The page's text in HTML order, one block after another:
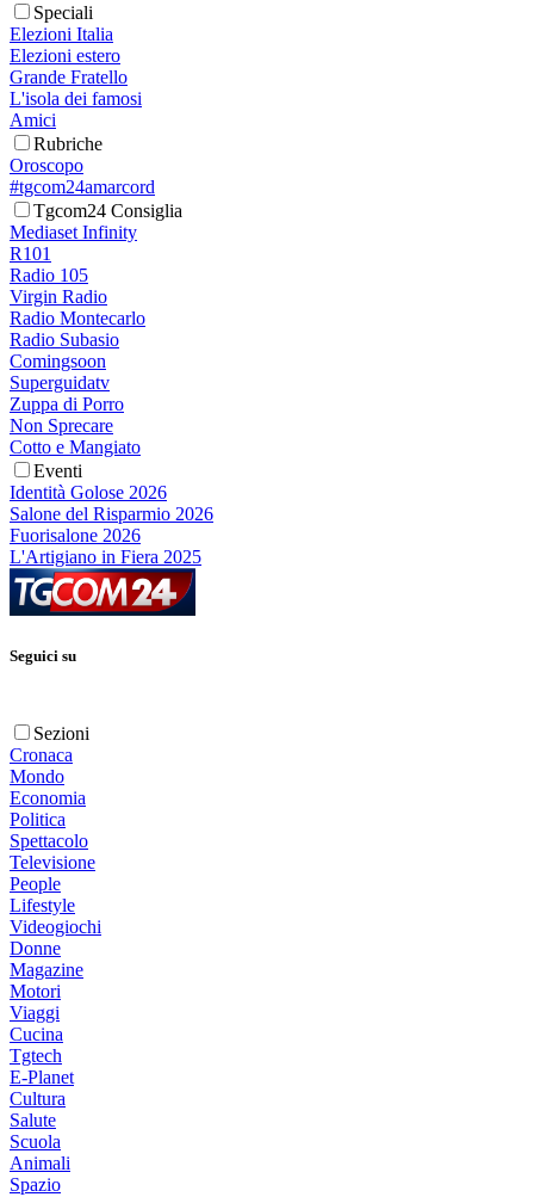
Speciali
Elezioni Italia
Elezioni estero
Grande Fratello
L'isola dei famosi
Amici
Rubriche
Oroscopo
#tgcom24amarcord
Tgcom24 Consiglia
Mediaset Infinity
R101
Radio 105
Virgin Radio
Radio Montecarlo
Radio Subasio
Comingsoon
Superguidatv
Zuppa di Porro
Non Sprecare
Cotto e Mangiato
Eventi
Identità Golose 2026
Salone del Risparmio 2026
Fuorisalone 2026
L'Artigiano in Fiera 2025
Seguici su
Sezioni
Cronaca
Mondo
Economia
Politica
Spettacolo
Televisione
People
Lifestyle
Videogiochi
Donne
Magazine
Motori
Viaggi
Cucina
Tgtech
E-Planet
Cultura
Salute
Scuola
Animali
Spazio